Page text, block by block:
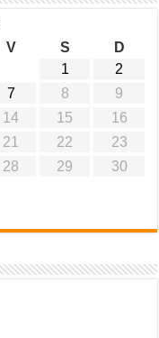
V S
D
1
2
7 8
9
14 15
16
21 22
23
28 29
30